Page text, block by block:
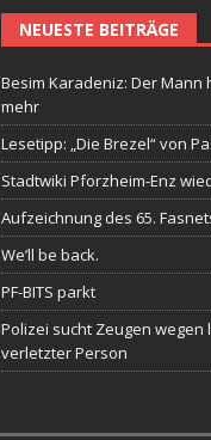
NEUESTE BEITRÄGE
Besim Karadeniz: Der Mann
mehr
Lesetipp: „Die Brezel“ von
Stadtwiki Pforzheim-Enz
Aufzeichnung des 65.
We’ll be back.
PF-BITS parkt
Polizei sucht Zeugen
verletzter Person